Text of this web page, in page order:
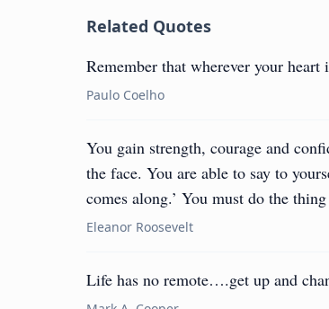
Related Quotes
Remember that wherever your
Paulo Coelho
You gain strength, courage and
the face. You are able to say to
comes along.’ You must do the
Eleanor Roosevelt
Life has no remote….get up and